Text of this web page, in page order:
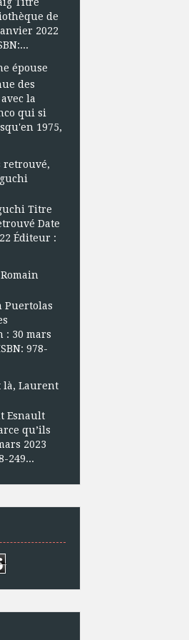
de
2022
épouse
des
la
qui si
1975,
retrouvé,
Titre
Date
Éditeur :
Puertolas
: 30 mars
978-
là, Laurent
Esnault
qu’ils
2023
249...